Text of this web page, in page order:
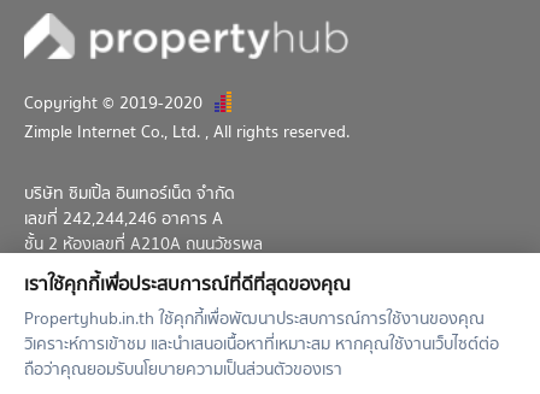
คอนโดให้เช่า โลตัสเอ็กเพลส(สุทธิสาร)
มีคอนโดให้เช่า 28,517 ประกาศ
มีคอนโดขาย 10,393 ประกาศ
Copyright © 2019-2020
Zimple Internet Co., Ltd. , All rights reserved.
บริษัท ซิมเปิ้ล อินเทอร์เน็ต จำกัด
เลขที่ 242,244,246 อาคาร A
ชั้น 2 ห้องเลขที่ A210A ถนนวัชรพล
แขวงท่าแร้ง เขตบางเขน กทม. 10230
02-026-3049
support@propertyhub.in.th
Term of Service
Privacy Policy Contact
เราใช้คุกกี้เพื่อประสบการณ์ที่ดีที่สุดของคุณ
Propertyhub.in.th ใช้คุกกี้เพื่อพัฒนาประสบการณ์การใช้งานของคุณ
วิเคราะห์การเข้าชม และนำเสนอเนื้อหาที่เหมาะสม หากคุณใช้งานเว็บไซต์ต่อ
ถือว่าคุณยอมรับนโยบายความเป็นส่วนตัวของเรา